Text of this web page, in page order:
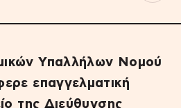
Υπαλλήλων Νομού
επαγγελματική
της Διεύθυνσης